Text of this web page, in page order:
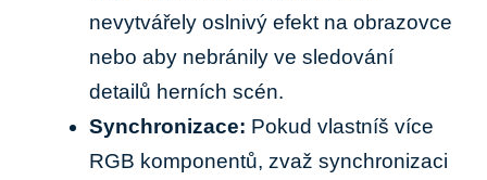
nevytvářely oslnivý efekt na obrazovce
nebo aby nebránily ve sledování
detailů herních scén.
Synchronizace: Pokud vlastníš více
RGB komponentů, zvaž synchronizaci